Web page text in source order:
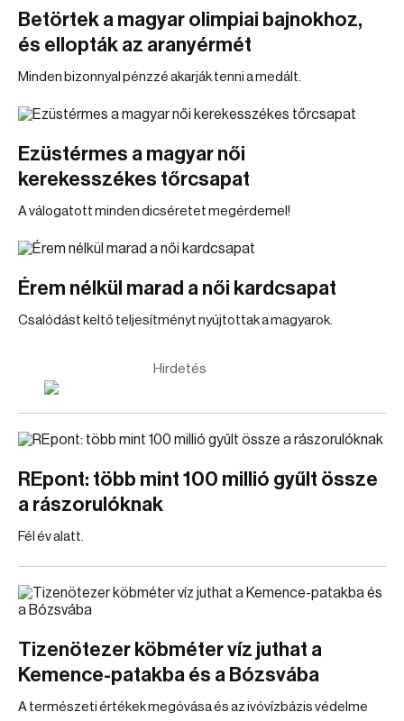
Betörtek a magyar olimpiai bajnokhoz,
és ellopták az aranyérmét
Minden bizonnyal pénzzé akarják tenni a medált.
Ezüstérmes a magyar női
kerekesszékes tőrcsapat
A válogatott minden dicséretet megérdemel!
Érem nélkül marad a női kardcsapat
Csalódást keltő teljesítményt nyújtottak a magyarok.
Hirdetés
REpont: több mint 100 millió gyűlt össze
a rászorulóknak
Fél év alatt.
Tizenötezer köbméter víz juthat a
Kemence-patakba és a Bózsvába
A természeti értékek megóvása és az ivóvízbázis védelme